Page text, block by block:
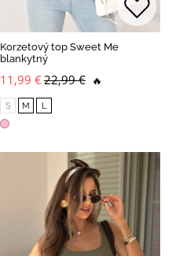
Korzetový top Sweet Me
blankytný
11,99 €22,99 € 🔥
S M L